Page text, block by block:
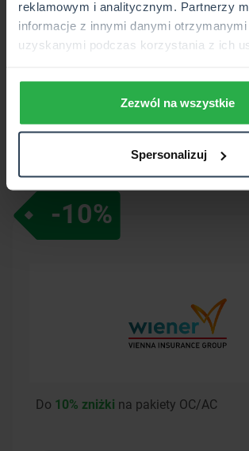
reklamowym i analitycznym. Partnerzy
informacje z innymi danymi otrzymanymi
uzyskanymi podczas korzystania z ich
Zezwól na wszystkie
Spersonalizuj
Zniżka do10%na ubezpieczenie OC/
Dowiedz się więcej
-10%
Do 10% zniżki na pakiety OC/AC